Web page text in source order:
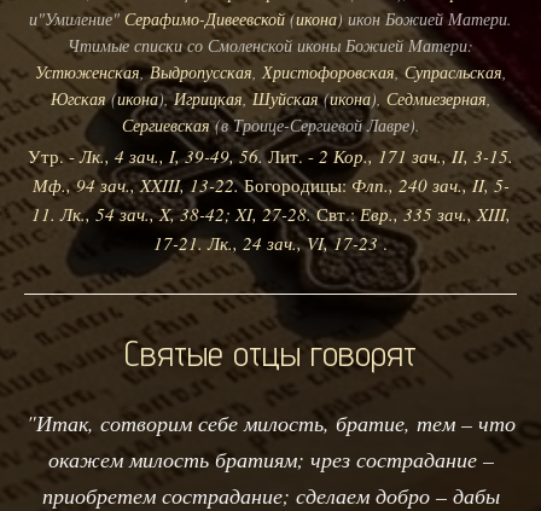
и"Умиление" Серафимо-Дивеевской(икона) икон Божией Матери.
Чтимые списки со Смоленской иконы Божией Матери:
Устюженская,Выдропусская Христофоровская, Супрасльская
Югская(икона),Игрицкая,Шуйская(икона), Седмиезерная,
Сергиевская(в Троице-Сергиевой Лавре).
Утр. -Лк., 4 зач., I, 39-49, 56.Лит. -2 Кор., 171 зач., II, 3-15.
Мф., 94 зач., XXIII, 13-22.Богородицы:Флп., 240 зач., II, 5-
11. Лк., 54 зач., X, 38-42; XI, 27-28.Свт.:Евр., 335 зач., XIII,
17-21. Лк., 24 зач., VI, 17-23 .
Святые отцы говорят
"Итак, сотворим себе милость, братие, тем – что
окажем милость братиям; чрез сострадание –
приобретем сострадание; сделаем добро – дабы